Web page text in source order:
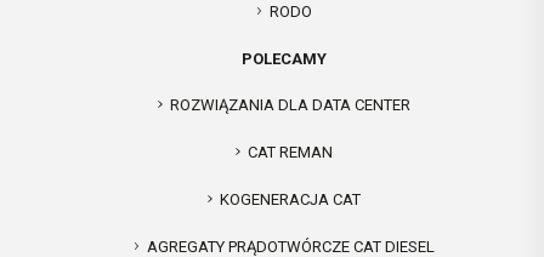
RODO
POLECAMY
ROZWIĄZANIA DLA DATA CENTER
CAT REMAN
KOGENERACJA CAT
AGREGATY PRĄDOTWÓRCZE CAT DIESEL